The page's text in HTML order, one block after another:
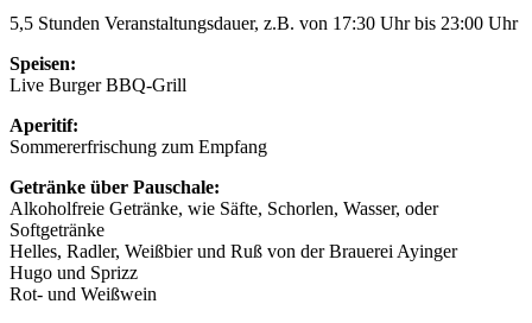
5,5 Stunden Veranstaltungsdauer, z.B. von 17:30 Uhr bis 23:00 Uhr
Speisen:
Live Burger BBQ-Grill
Aperitif:
Sommererfrischung zum Empfang
Getränke über Pauschale:
Alkoholfreie Getränke, wie Säfte, Schorlen, Wasser, oder
Softgetränke
Helles, Radler, Weißbier und Ruß von der Brauerei Ayinger
Hugo und Sprizz
Rot- und Weißwein